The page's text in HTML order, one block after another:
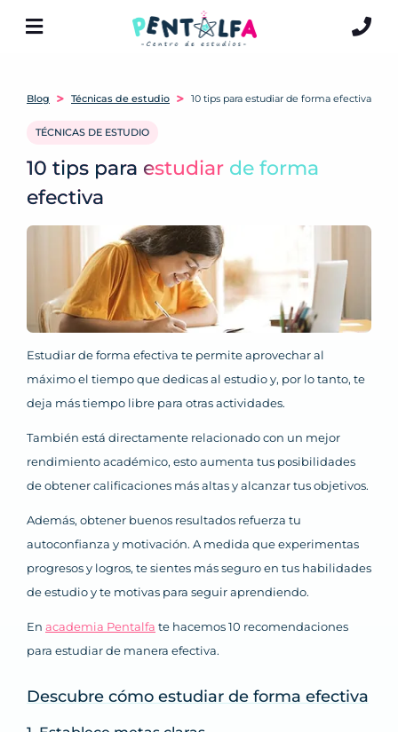
Blog Técnicas de estudio 10 tips para estudiar de forma efectiva
TÉCNICAS DE ESTUDIO
10 tips para estudiar de forma
efectiva
Estudiar de forma efectiva te permite aprovechar al
máximo el tiempo que dedicas al estudio y, por lo tanto, te
deja más tiempo libre para otras actividades.
También está directamente relacionado con un mejor
rendimiento académico, esto aumenta tus posibilidades
de obtener calificaciones más altas y alcanzar tus objetivos.
Además, obtener buenos resultados refuerza tu
autoconfianza y motivación. A medida que experimentas
progresos y logros, te sientes más seguro en tus habilidades
de estudio y te motivas para seguir aprendiendo.
En academia Pentalfa te hacemos 10 recomendaciones
para estudiar de manera efectiva.
Descubre cómo estudiar de forma efectiva